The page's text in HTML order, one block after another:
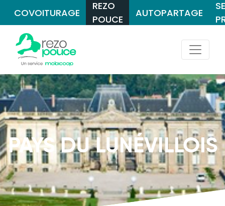
COVOITURAGE
REZO
POUCE
AUTOPARTAGE
PAYS DU LUNÉVILLOIS